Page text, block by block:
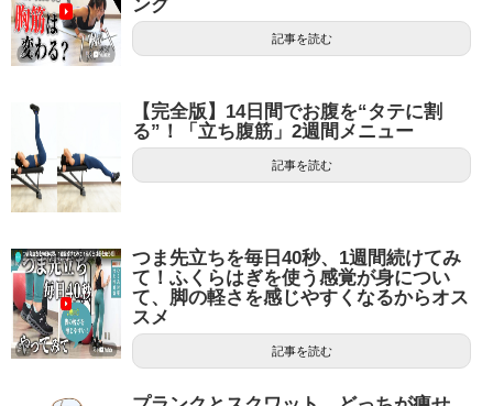
ング
記事を読む
【完全版】14日間でお腹を“タテに割
る”！「立ち腹筋」2週間メニュー
記事を読む
つま先立ちを毎日40秒、1週間続けてみ
て！ふくらはぎを使う感覚が身につい
て、脚の軽さを感じやすくなるからオス
スメ
記事を読む